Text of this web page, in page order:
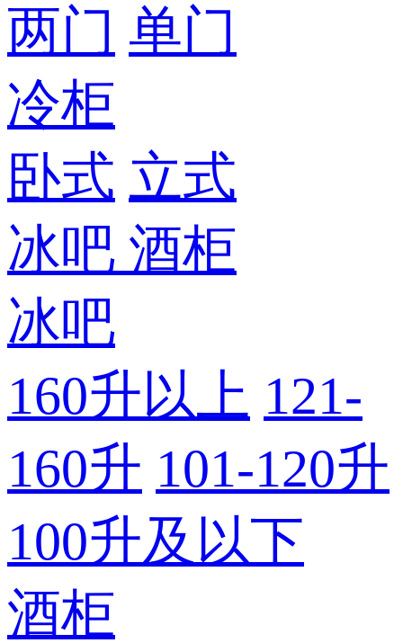
两门 单门
冷柜
卧式 立式
冰吧 酒柜
冰吧
160升以上 121-
160升 101-120升
100升及以下
酒柜